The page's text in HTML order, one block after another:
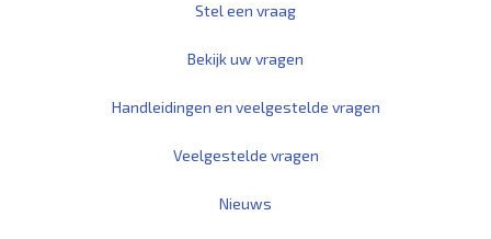
Stel een vraag
Bekijk uw vragen
Handleidingen en veelgestelde vragen
Veelgestelde vragen
Nieuws